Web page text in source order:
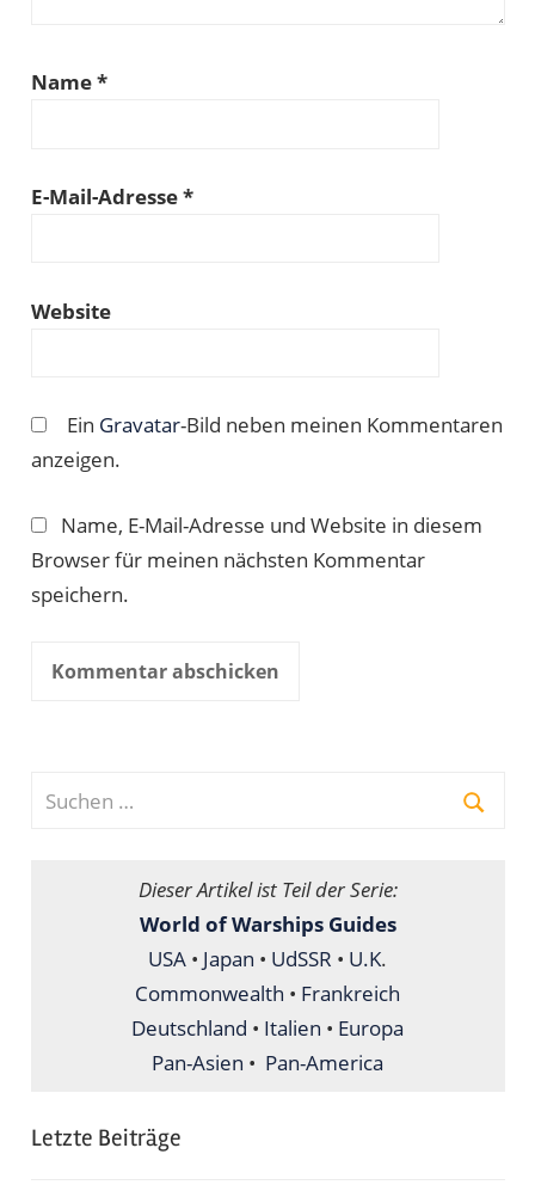
Name*
E-Mail-Adresse*
Website
Ein Gravatar-Bild neben meinen Kommentaren
anzeigen.
Name, E-Mail-Adresse und Website in diesem
Browser für meinen nächsten Kommentar
speichern.
Suchen
Dieser Artikel ist Teil der Serie:
World of Warships Guides
USA • Japan • UdSSR • U.K.
Commonwealth • Frankreich
Deutschland • Italien • Europa
Pan-Asien • Pan-America
Letzte Beiträge